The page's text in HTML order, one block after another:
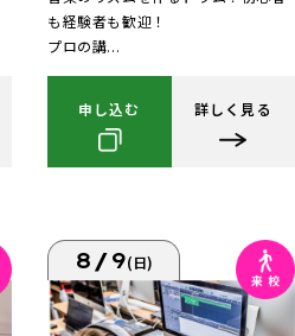
も経験者も歓迎！
プロの講...
申し込む 詳しく見る
8/9(日)